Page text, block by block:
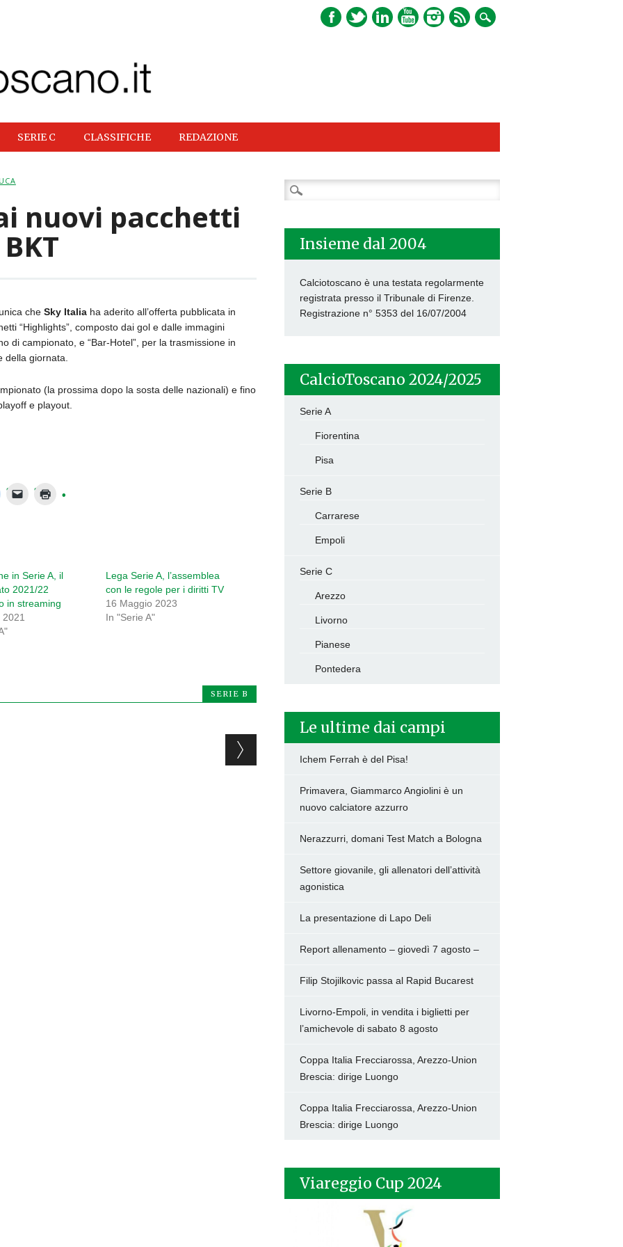
SERIE C CLASSIFICHE REDAZIONE
nuovi pacchetti
che Sky Italiaha aderito all’offerta pubblicata in
“Highlights”, composto dai gol e dalle immagini
di campionato, e “Bar-Hotel”, per la trasmissione in
della giornata.
(la prossima dopo la sosta delle nazionali) e fino
e playout.
in Serie A, il
2021/22
in streaming
2021
Lega Serie A, l’assemblea
con le regole per i diritti TV
16 Maggio 2023
In "Serie A"
SERIE B
Ricerca
per:
Insieme dal 2004
Calciotoscano è una testata regolarmente
registrata presso il Tribunale di Firenze.
Registrazione n° 5353 del 16/07/2004
CalcioToscano 2024/2025
Serie A
Fiorentina
Pisa
Serie B
Carrarese
Empoli
Serie C
Arezzo
Livorno
Pianese
Pontedera
Le ultime dai campi
Ichem Ferrah è del Pisa!
Primavera, Giammarco Angiolini è un
nuovo calciatore azzurro
Nerazzurri, domani Test Match a Bologna
Settore giovanile, gli allenatori dell’attività
agonistica
La presentazione di Lapo Deli
Report allenamento – giovedì 7 agosto –
Filip Stojilkovic passa al Rapid Bucarest
Livorno-Empoli, in vendita i biglietti per
l’amichevole di sabato 8 agosto
Coppa Italia Frecciarossa, Arezzo-Union
Brescia: dirige Luongo
Coppa Italia Frecciarossa, Arezzo-Union
Brescia: dirige Luongo
Viareggio Cup 2024